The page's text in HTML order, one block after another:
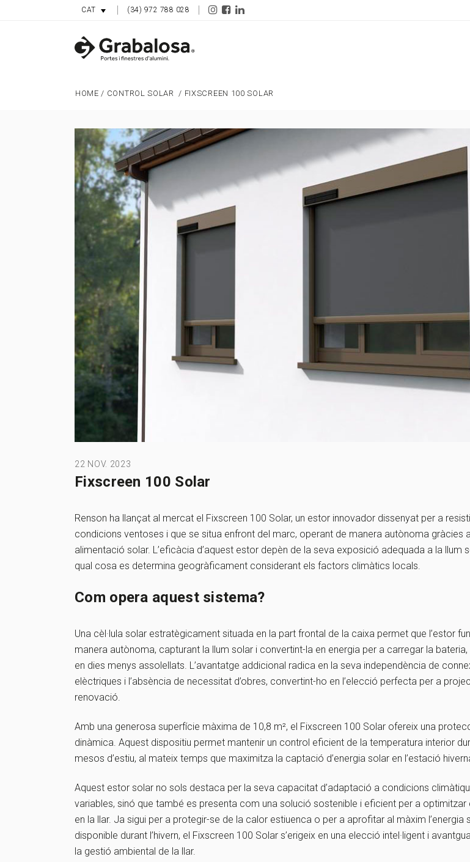
CAT (34) 972 788 028
HOME / CONTROL SOLAR / FIXSCREEN 100 SOLAR
22 NOV. 2023
Fixscreen 100 Solar
Renson ha llançat al mercat el Fixscreen 100 Solar, un estor innovador dissenyat per a
condicions ventoses i que se situa enfront del marc, operant de manera autònoma gràcies
alimentació solar. L’eficàcia d’aquest estor depèn de la seva exposició adequada a la llum
qual cosa es determina geogràficament considerant els factors climàtics locals.
Com opera aquest sistema?
Una cèl·lula solar estratègicament situada en la part frontal de la caixa permet que l’estor
manera autònoma, capturant la llum solar i convertint-la en energia per a carregar la
en dies menys assolellats. L’avantatge addicional radica en la seva independència de
elèctriques i l’absència de necessitat d’obres, convertint-ho en l’elecció perfecta per a
renovació.
Amb una generosa superfície màxima de 10,8 m², el Fixscreen 100 Solar ofereix una
dinàmica. Aquest dispositiu permet mantenir un control eficient de la temperatura interior
mesos d’estiu, al mateix temps que maximitza la captació d’energia solar en l’estació
Aquest estor solar no sols destaca per la seva capacitat d’adaptació a condicions
variables, sinó que també es presenta com una solució sostenible i eficient per a
en la llar. Ja sigui per a protegir-se de la calor estiuenca o per a aprofitar al màxim l’energia
disponible durant l’hivern, el Fixscreen 100 Solar s’erigeix en una elecció intel·ligent i
la gestió ambiental de la llar.